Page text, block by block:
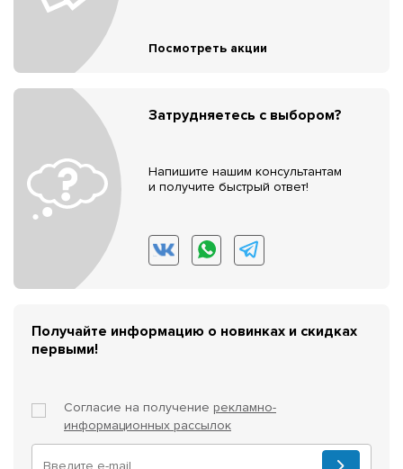
Посмотреть акции
Затрудняетесь с выбором?
Напишите нашим консультантам
и получите быстрый ответ!
Получайте информацию о новинках и скидках
первыми!
Согласие на получение рекламно-
информационных рассылок